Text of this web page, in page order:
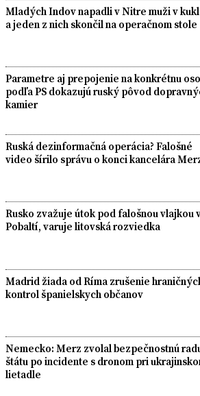
Mladých Indov napadli v Nitre muži v
a jeden z nich skončil na operačnom stole
Parametre aj prepojenie na konkrétnu
podľa PS dokazujú ruský pôvod
kamier
Ruská dezinformačná operácia? Falošné
video šírilo správu o konci kancelára
Rusko zvažuje útok pod falošnou vlajkou
Pobaltí, varuje litovská rozviedka
Madrid žiada od Ríma zrušenie
kontrol španielskych občanov
Nemecko: Merz zvolal bezpečnostnú
štátu po incidente s dronom pri
lietadle